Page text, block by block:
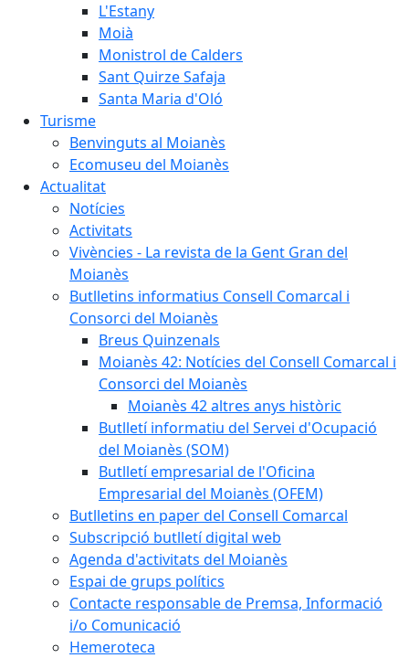
L'Estany
Moià
Monistrol de Calders
Sant Quirze Safaja
Santa Maria d'Oló
Turisme
Benvinguts al Moianès
Ecomuseu del Moianès
Actualitat
Notícies
Activitats
Vivències - La revista de la Gent Gran del
Moianès
Butlletins informatius Consell Comarcal i
Consorci del Moianès
Breus Quinzenals
Moianès 42: Notícies del Consell Comarcal i
Consorci del Moianès
Moianès 42 altres anys històric
Butlletí informatiu del Servei d'Ocupació
del Moianès (SOM)
Butlletí empresarial de l'Oficina
Empresarial del Moianès (OFEM)
Butlletins en paper del Consell Comarcal
Subscripció butlletí digital web
Agenda d'activitats del Moianès
Espai de grups polítics
Contacte responsable de Premsa, Informació
i/o Comunicació
Hemeroteca